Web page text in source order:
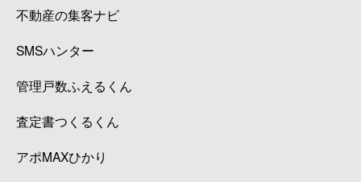
不動産の集客ナビ
SMSハンター
管理戸数ふえるくん
査定書つくるくん
アポMAXひかり